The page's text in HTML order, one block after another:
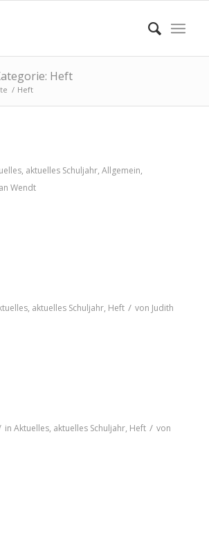
Heft
/ Heft
, aktuelles Schuljahr, Allgemein,
Wendt
, aktuelles Schuljahr, Heft / von Judith
in Aktuelles, aktuelles Schuljahr, Heft / von